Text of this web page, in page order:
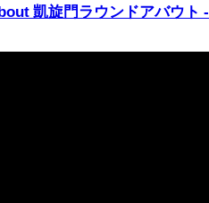
凱旋門ラウンドアバウト -